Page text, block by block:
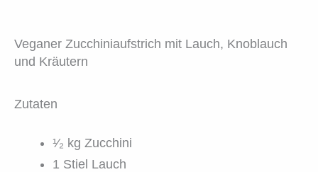
Veganer Zucchiniaufstrich mit Lauch, Knoblauch
und Kräutern
Zutaten
¹⁄₂ kg Zucchini
1 Stiel Lauch